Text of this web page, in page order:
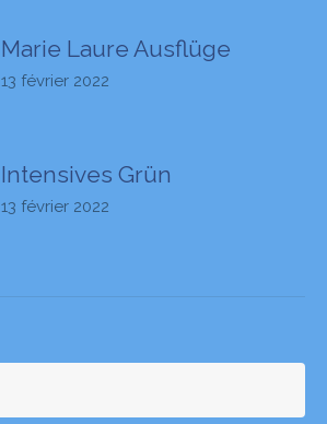
Marie Laure Ausflüge
13 février 2022
Intensives Grün
13 février 2022